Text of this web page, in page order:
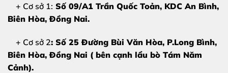
+ Cơ sở 1: Số 09/A1 Trần Quốc Toản, KDC An Bình,
Biên Hòa, Đồng Nai.
+ Cơ sở 2: Số 25 Đường Bùi Văn Hòa, P.Long Bình,
Biên Hòa, Đồng Nai ( bên cạnh lẩu bò Tám Năm
Cảnh).